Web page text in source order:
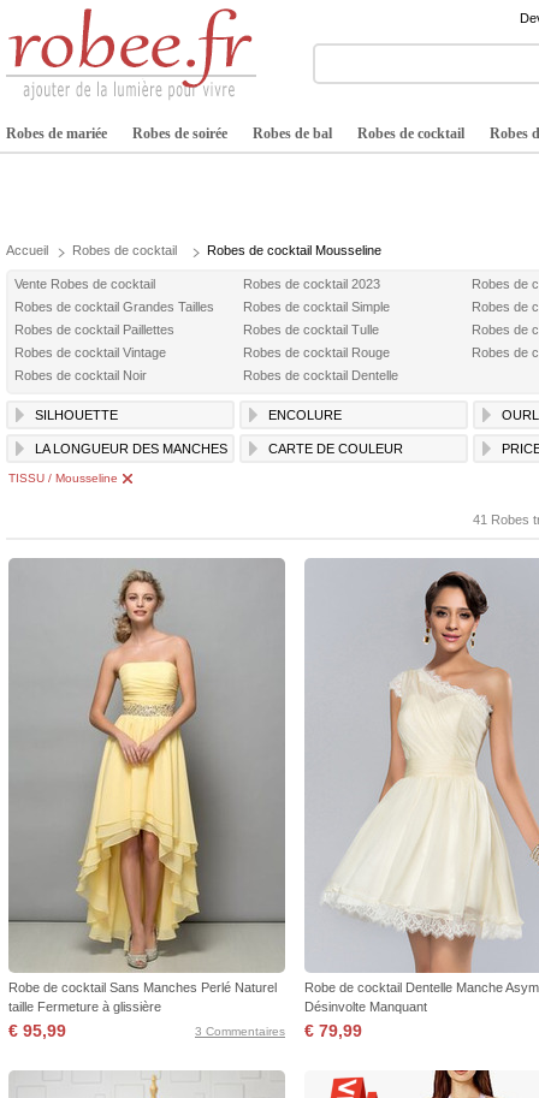
Robes de mariée Robes de soirée Robes de bal Robes de cocktail Robes
Accueil Robes de cocktail Robes de cocktail Mousseline
Vente Robes de cocktail Robes de cocktail 2023
Robes de
Robes de cocktail Grandes Tailles
Robes de cocktail Simple
Robes de
Robes de cocktail Paillettes
Robes de cocktail Tulle
Robes de
Robes de cocktail Vintage
Robes de cocktail Rouge
Robes de
Robes de cocktail Noir
Robes de cocktail Dentelle
SILHOUETTE ENCOLURE
LA LONGUEUR DES MANCHES CARTE DE COULEUR
TISSU / Mousseline
41 Robes
Robe de cocktail Sans Manches Perlé Naturel
taille Fermeture à glissière
€ 95,99 3 Commentaires
Robe de cocktail Dentelle Manche
Désinvolte Manquant
€ 79,99